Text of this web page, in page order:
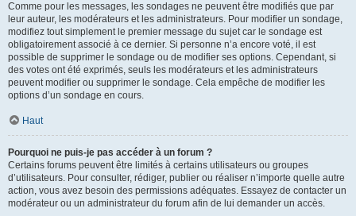
Comme pour les messages, les sondages ne peuvent être modifiés que par
leur auteur, les modérateurs et les administrateurs. Pour modifier un sondage,
modifiez tout simplement le premier message du sujet car le sondage est
obligatoirement associé à ce dernier. Si personne n’a encore voté, il est
possible de supprimer le sondage ou de modifier ses options. Cependant, si
des votes ont été exprimés, seuls les modérateurs et les administrateurs
peuvent modifier ou supprimer le sondage. Cela empêche de modifier les
options d’un sondage en cours.
Haut
Pourquoi ne puis-je pas accéder à un forum ?
Certains forums peuvent être limités à certains utilisateurs ou groupes
d’utilisateurs. Pour consulter, rédiger, publier ou réaliser n’importe quelle autre
action, vous avez besoin des permissions adéquates. Essayez de contacter un
modérateur ou un administrateur du forum afin de lui demander un accès.